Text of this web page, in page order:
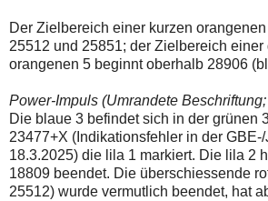
Der Zielbereich einer kurzen
25512 und 25851; der Zielbereich einer
orangenen 5 beginnt oberhalb 28906
Power-Impuls (Umrandete
Die blaue 3 befindet sich in der grünen
23477+X (Indikationsfehler in der
18.3.2025) die lila 1 markiert. Die lila 2
18809 beendet. Die überschiessende
25512) wurde vermutlich beendet, hat